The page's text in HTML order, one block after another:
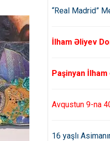
“Real Madrid”
İlham Əliyev
Paşinyan
Avqustun 9-na
16 yaşlı